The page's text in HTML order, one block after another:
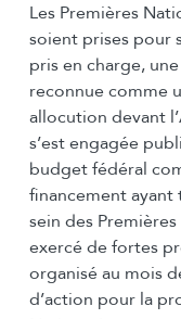
Les Premières
soient prises pour
pris en charge,
reconnue comme
allocution devant
s’est engagée
budget fédéral
financement ayant
sein des
exercé de fortes
organisé au mois
d’action pour la